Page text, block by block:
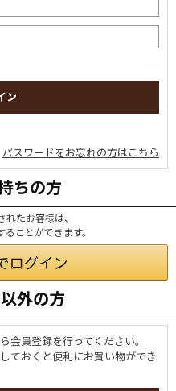
パスワードをお忘れの方はこちら
ちの方
たお客様は、
ことができます。
外の方
会員登録を行ってください。
ておくと便利にお買い物ができ